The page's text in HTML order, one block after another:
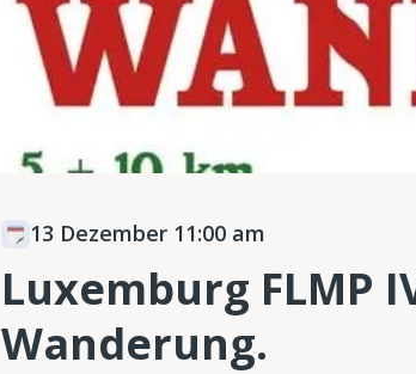
13 Dezember 11:00 am
Luxemburg FLMP
Wanderung.